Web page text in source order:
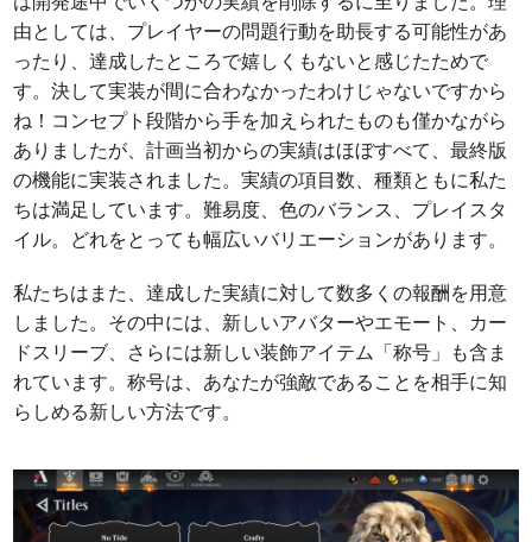
由としては、プレイヤーの問題行動を助長する可能性があ
ったり、達成したところで嬉しくもないと感じたためで
す。決して実装が間に合わなかったわけじゃないですから
ね！コンセプト段階から手を加えられたものも僅かながら
ありましたが、計画当初からの実績はほぼすべて、最終版
の機能に実装されました。実績の項目数、種類ともに私た
ちは満足しています。難易度、色のバランス、プレイスタ
イル。どれをとっても幅広いバリエーションがあります。
私たちはまた、達成した実績に対して数多くの報酬を用意
しました。その中には、新しいアバターやエモート、カー
ドスリーブ、さらには新しい装飾アイテム「称号」も含ま
れています。称号は、あなたが強敵であることを相手に知
らしめる新しい方法です。